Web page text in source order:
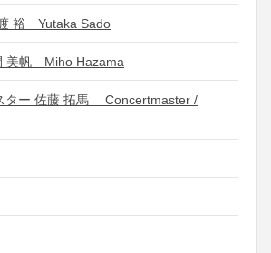
裕 Yutaka Sado
美帆 Miho Hazama
ター 佐藤 拓馬 Concertmaster /